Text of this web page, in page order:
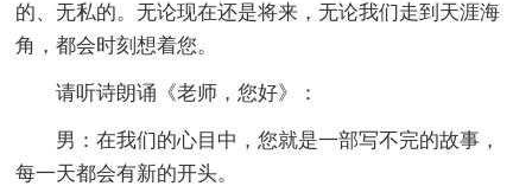
的、无私的。无论现在还是将来，无论我们走到天涯海
角，都会时刻想着您。
请听诗朗诵《老师，您好》：
男：在我们的心目中，您就是一部写不完的故事，
每一天都会有新的开头。